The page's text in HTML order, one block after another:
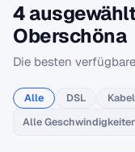
4
Oberschöna
Die besten
Alle DSL Kabel